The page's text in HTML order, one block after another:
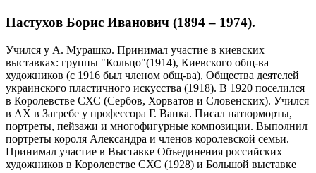
Пастухов Борис Иванович (1894 – 1974).
Учился у А. Мурашко. Принимал участие в киевских
выставках: группы "Кольцо"(1914), Киевского общ-ва
художников (с 1916 был членом общ-ва), Общества деятелей
украинского пластичного искусства (1918). В 1920 поселился
в Королевстве СХС (Сербов, Хорватов и Словенских). Учился
в АХ в Загребе у профессора Г. Ванка. Писал натюрморты,
портреты, пейзажи и многофигурные композиции. Выполнил
портреты короля Александра и членов королевской семьи.
Принимал участие в Выставке Объединения российских
художников в Королевстве СХС (1928) и Большой выставке